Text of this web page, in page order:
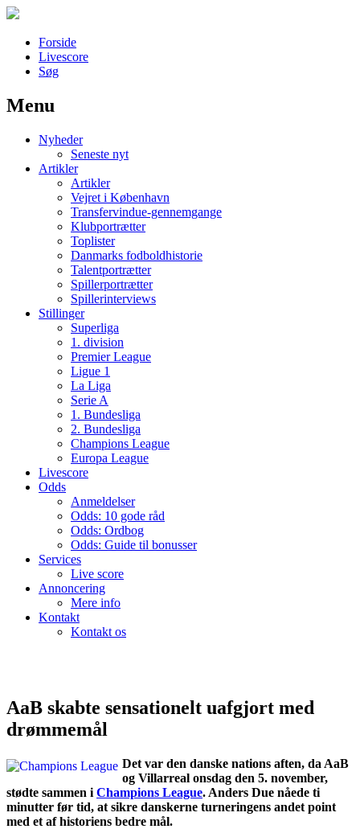
Forside
Livescore
Søg
Наши партнеры
лучшие займы
Menu
Nyheder
Seneste nyt
Artikler
Artikler
Vejret i København
Transfervindue-gennemgange
Klubportrætter
Toplister
Danmarks fodboldhistorie
Talentportrætter
Spillerportrætter
Spillerinterviews
Stillinger
Superliga
1. division
Premier League
Ligue 1
La Liga
Serie A
1. Bundesliga
2. Bundesliga
Champions League
Europa League
Livescore
Odds
Anmeldelser
Odds: 10 gode råd
Odds: Ordbog
Odds: Guide til bonusser
Services
Live score
Annoncering
Mere info
Kontakt
Kontakt os
AaB skabte sensationelt uafgjort med
drømmemål
Det var den danske nations aften, da AaB
og Villarreal onsdag den 5. november,
stødte sammen i Champions League. Anders Due nåede ti
minutter før tid, at sikre danskerne turneringens andet point
med et af historiens bedre mål.